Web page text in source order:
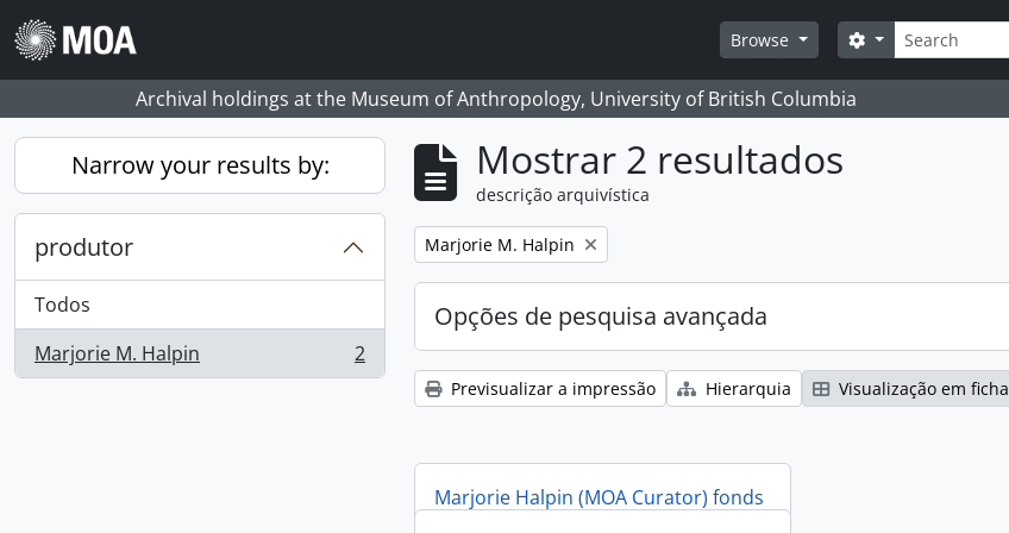
Skip to main content
Browse
Pesquisar
Search options
Archival holdings at the Museum of Anthropology, University of British Columbia
Narrow your results by:
produtor
Todos
Marjorie M. Halpin
, 2 resultados 2
Mostrar 2 resultados
descrição arquivística
Remove filter:
Marjorie M. Halpin
Opções de pesquisa avançada
Previsualizar a impressão Hierarquia Visualização em ficha
Marjorie Halpin (MOA Curator) fonds